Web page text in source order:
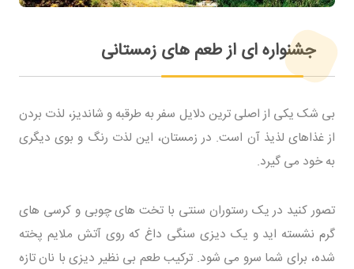
جشنواره ای از طعم های زمستانی
بی شک یکی از اصلی ترین دلایل سفر به طرقبه و شاندیز، لذت بردن
از غذاهای لذیذ آن است. در زمستان، این لذت رنگ و بوی دیگری
به خود می گیرد.
تصور کنید در یک رستوران سنتی با تخت های چوبی و کرسی های
گرم نشسته اید و یک دیزی سنگی داغ که روی آتش ملایم پخته
شده، برای شما سرو می شود. ترکیب طعم بی نظیر دیزی با نان تازه